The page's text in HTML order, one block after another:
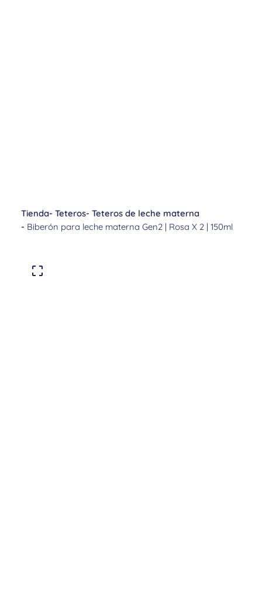
Tienda- Teteros- Teteros de leche materna
- Biberón para leche materna Gen2 | Rosa X 2 | 150ml